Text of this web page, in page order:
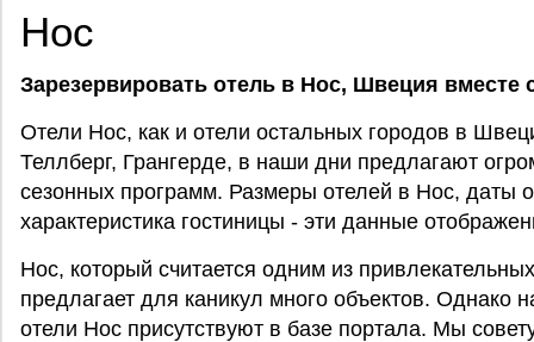
Нос
Зарезервировать отель в Нос, Швеция вместе
Отели Нос, как и отели остальных городов в
Теллберг, Грангерде, в наши дни предлагают
сезонных программ. Размеры отелей в Нос, даты
характеристика гостиницы - эти данные
Нос, который считается одним из
предлагает для каникул много объектов. Однако
отели Нос присутствуют в базе портала. Мы